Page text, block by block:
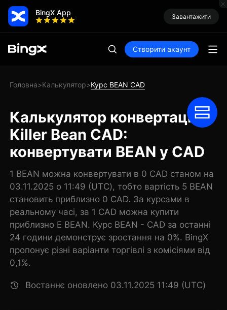
BingX App Завантажити
Створити акаунт
Головна>Калькулятор>Курс BEAN CAD
Калькулятор конвертації
Killer Bean CAD:
конвертувати BEAN у CAD
1 BEAN можна конвертувати в 0 CAD станом на
03.11.2025 о 11:49 (UTC), тобто вартість 5 BEAN
становить приблизно 0 CAD. За курсами в
реальному часі, за 1 CAD можна купити
приблизно E BEAN. Курс BEAN - CAD за останні
24 години демонструє зростання на 0%. BingX
пропонує різні варіанти торгівлі з комісіями від
0,1%.
Востаннє оновлено 03.11.2025 11:49 (UTC)